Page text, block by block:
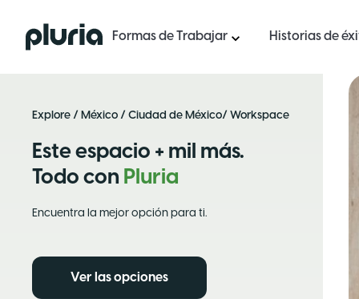
Logo Pluria Formas de Trabajar Historias de
Explore / México / Ciudad de México/ Workspace
Este espacio + mil más.
Todo con Pluria
Encuentra la mejor opción para ti.
Ver las opciones